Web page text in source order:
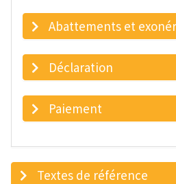
Abattements et
Déclaration
Paiement
Textes de référence